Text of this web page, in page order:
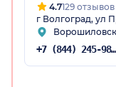
4.7129 отзывов
г Волгоград, ул
+7 (844) 245-98-04